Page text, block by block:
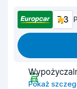
7,3
Pokaż